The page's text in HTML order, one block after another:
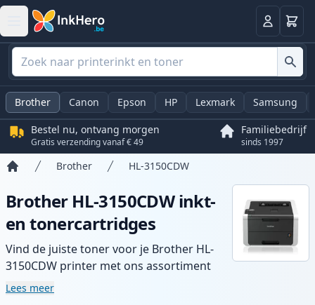
Log in
Brother Canon Epson HP Lexmark Samsung
Bestel nu, ontvang morgen
Gratis verzending vanaf € 49
Familiebedrijf
sinds 1997
Brother HL-3150CDW
Brother HL-3150CDW inkt-
en tonercartridges
Vind de juiste toner voor je Brother HL-
3150CDW printer met ons assortiment
compatibele en high-yield cartridges.
Lees meer